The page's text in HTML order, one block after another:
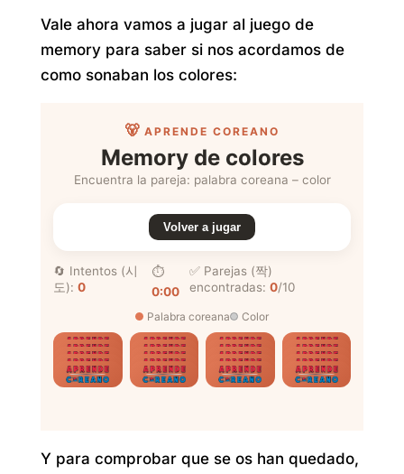
Vale ahora vamos a jugar al juego de
memory para saber si nos acordamos de
como sonaban los colores:
Y para comprobar que se os han quedado,